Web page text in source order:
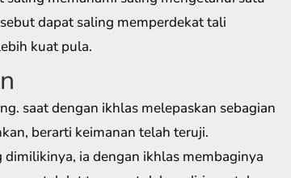
dapat saling memperdekat tali
kuat pula.
saat dengan ikhlas melepaskan sebagian
berarti keimanan telah teruji.
dimilikinya, ia dengan ikhlas membaginya